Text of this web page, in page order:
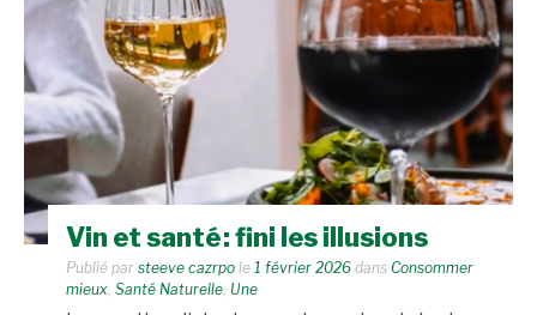
Vin et santé : fini les illusions
Publié par steeve cazrpo le 1 février 2026 dans Consommer
mieux Santé Naturelle Une